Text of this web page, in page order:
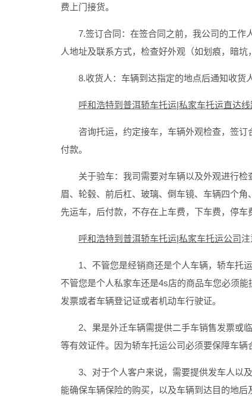
费上门接货。
7.签订合同：在签合同之前，我公司的工作
人地址及联系方式，检查好外观（如划痕，暗坑
8.收货人：车辆到达指定的地点后通知收货人
呼和浩特到普洱轿车托运|私家车托运直达线
咨询托运，约定接车，车辆外观检查，签订
付款。
关于验车：我司需要对车辆以及外观进行检
眉、轮毂、前后杠、玻璃、倒车镜、车辆四个
先运车，后付款，不存在上车费，下车费，停车
呼和浩特到普洱轿车托运|私家车托运公司注
1、不管您是经销商还是个人车辆，轿车托运
不管您是个人私家车还是4s店的商品车您必须
发票或者车辆登记证或者机动车行驶证。
2、果是外迁车辆需提供二手车销售发票或临
等有效证件。因为轿车托运公司必须要保障车辆
3、对于个人客户来说，需要提供发车人以及
能确保车辆保险的购买，以及车辆到达目的地后